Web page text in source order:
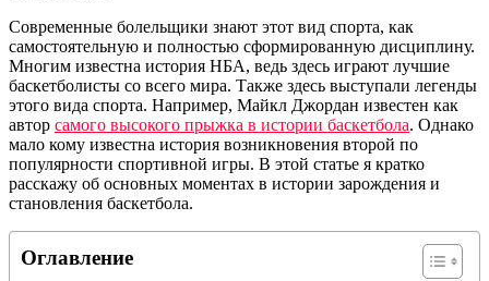
Современные болельщики знают этот вид спорта, как
самостоятельную и полностью сформированную дисциплину.
Многим известна история НБА, ведь здесь играют лучшие
баскетболисты со всего мира. Также здесь выступали легенды
этого вида спорта. Например, Майкл Джордан известен как
автор самого высокого прыжка в истории баскетбола. Однако
мало кому известна история возникновения второй по
популярности спортивной игры. В этой статье я кратко
расскажу об основных моментах в истории зарождения и
становления баскетбола.
Оглавление